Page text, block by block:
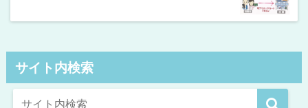
サイト内検索